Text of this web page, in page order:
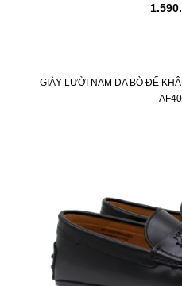
GIÀY LƯỜI NAM DA BÒ ĐẾ